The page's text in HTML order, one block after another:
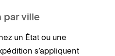
par ville
un État ou une
s’appliquent